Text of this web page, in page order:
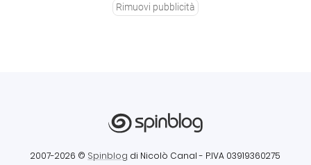
Rimuovi pubblicità
2007-2026 © Spinblog di Nicolò Canal - P.IVA 03919360275